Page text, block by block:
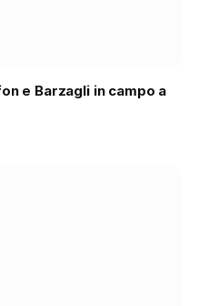
e Barzagli in campo a